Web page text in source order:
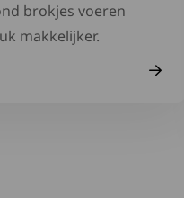
brokjes voeren
makkelijker.